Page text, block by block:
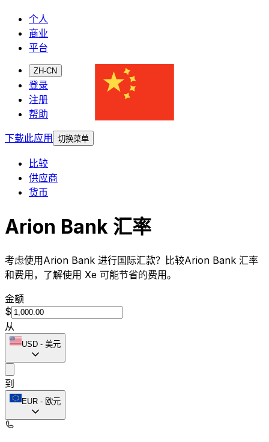
个人
商业
平台
ZH-CN
登录
注册
帮助
下载此应用
切换菜单
比较
供应商
货币
Arion Bank 汇率
考虑使用Arion Bank 进行国际汇款？比较Arion Bank 汇率
和费用，了解使用 Xe 可能节省的费用。
金额
$
从
USD - 美元
到
EUR - 欧元